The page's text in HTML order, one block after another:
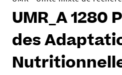
UMR_A 1280
des